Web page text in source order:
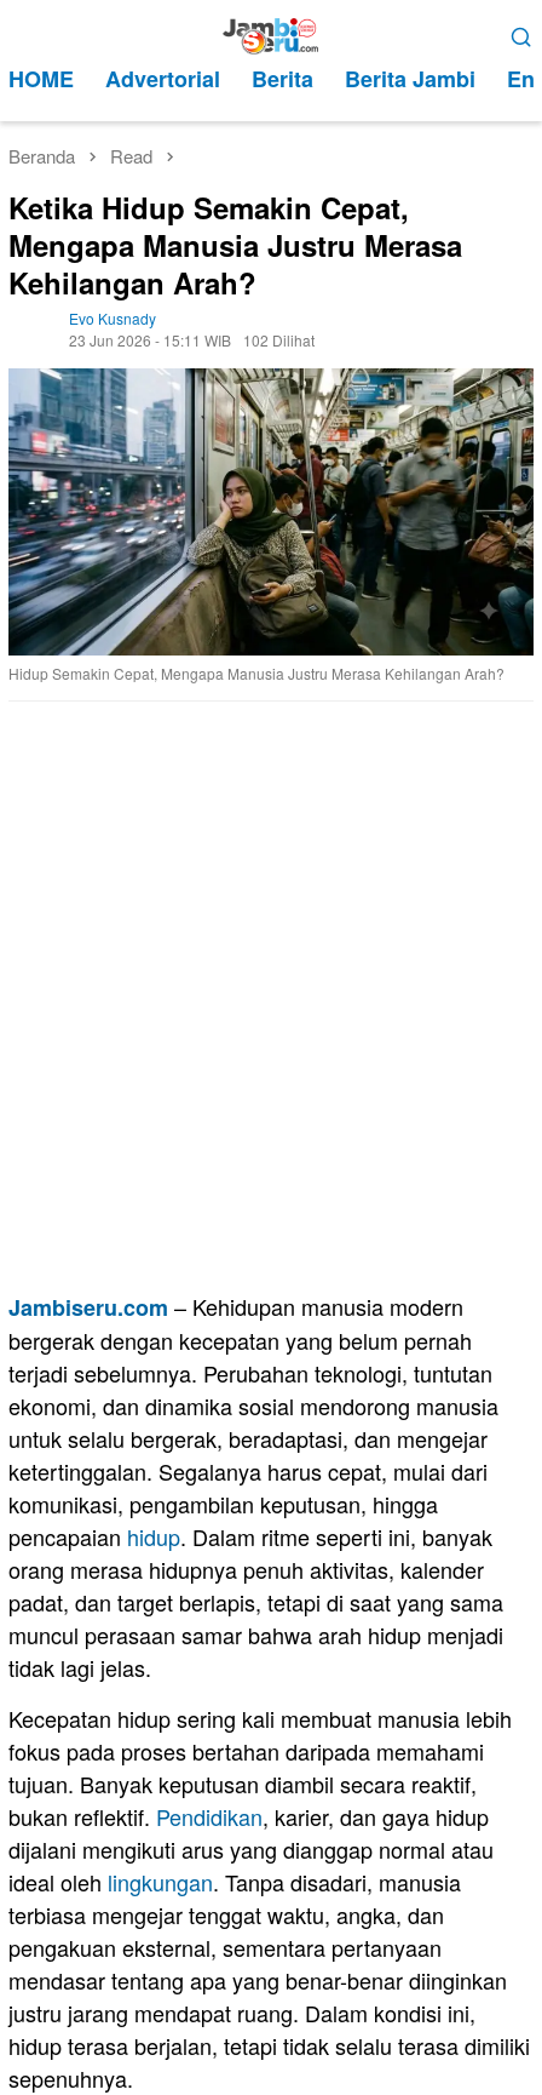
kontenMobile
HOME Advertorial Berita Berita Jambi
Beranda Read
Ketika Hidup Semakin Cepat,
Mengapa Manusia Justru Merasa
Kehilangan Arah?
Evo Kusnady
23 Jun 2026 - 15:11 WIB
102 Dilihat
Hidup Semakin Cepat, Mengapa Manusia Justru Merasa Kehilangan Arah?
Jambiseru.com – Kehidupan manusia modern
bergerak dengan kecepatan yang belum pernah
terjadi sebelumnya. Perubahan teknologi, tuntutan
ekonomi, dan dinamika sosial mendorong manusia
untuk selalu bergerak, beradaptasi, dan mengejar
ketertinggalan. Segalanya harus cepat, mulai dari
komunikasi, pengambilan keputusan, hingga
pencapaian hidup. Dalam ritme seperti ini, banyak
orang merasa hidupnya penuh aktivitas, kalender
padat, dan target berlapis, tetapi di saat yang sama
muncul perasaan samar bahwa arah hidup menjadi
tidak lagi jelas.
Kecepatan hidup sering kali membuat manusia lebih
fokus pada proses bertahan daripada memahami
tujuan. Banyak keputusan diambil secara reaktif,
bukan reflektif. Pendidikan, karier, dan gaya hidup
dijalani mengikuti arus yang dianggap normal atau
ideal oleh lingkungan. Tanpa disadari, manusia
terbiasa mengejar tenggat waktu, angka, dan
pengakuan eksternal, sementara pertanyaan
mendasar tentang apa yang benar-benar diinginkan
justru jarang mendapat ruang. Dalam kondisi ini,
hidup terasa berjalan, tetapi tidak selalu terasa dimiliki
sepenuhnya.